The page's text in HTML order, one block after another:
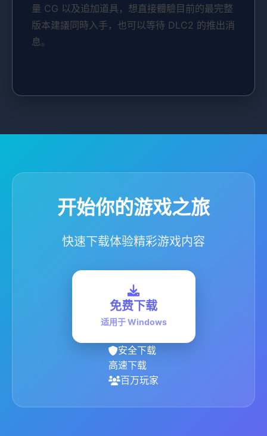
量 CG 以及追加道具，想直接體驗目前的最完整
版本建議同時入手，也可以等待 DLC2 的推出消
息。
开始你的游戏之旅
快速下载体验精彩游戏内容
免费下载
适用于 Windows
安全下载
高速下载
百万玩家